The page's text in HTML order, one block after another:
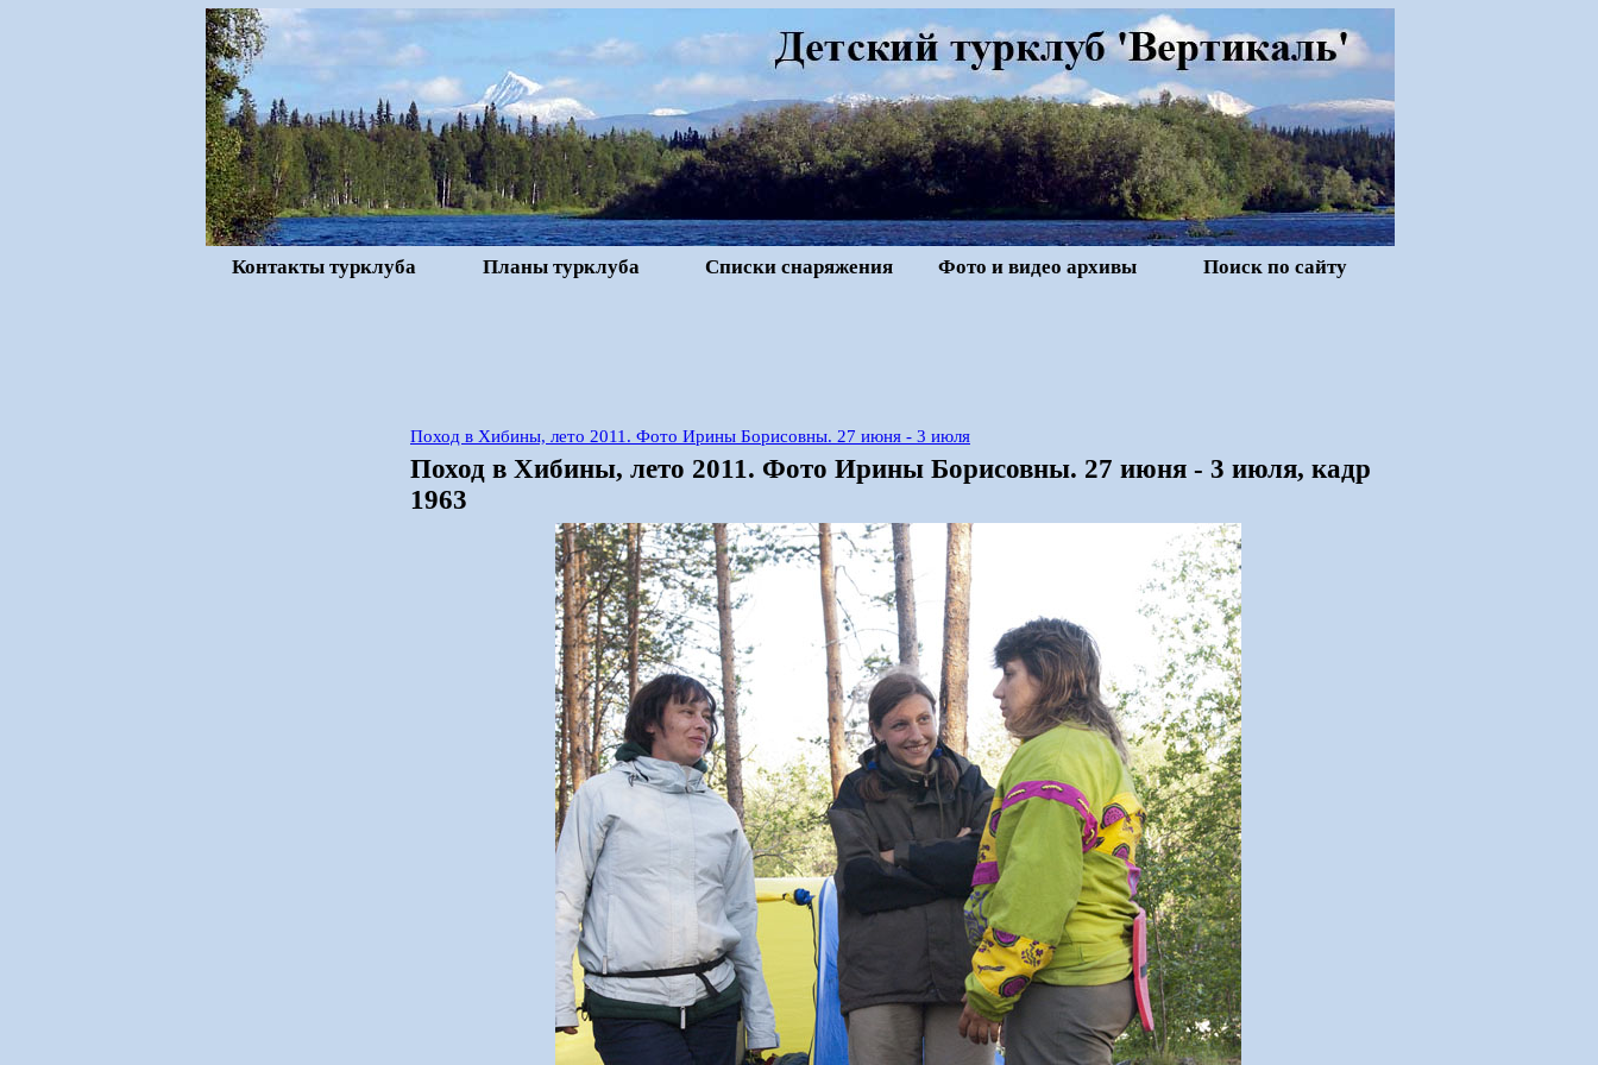
Контакты турклуба Планы турклуба Списки снаряжения Фото и видео архивы Поиск по сайту
Поход в Хибины, лето 2011. Фото Ирины Борисовны. 27 июня - 3 июля
Поход в Хибины, лето 2011. Фото Ирины Борисовны. 27 июня - 3 июля, кадр
1963